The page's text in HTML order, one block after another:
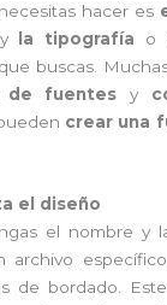
hacer es
la tipografía o
buscas.
de fuentes y
crear una
el diseño
el nombre y
archivo
de bordado.